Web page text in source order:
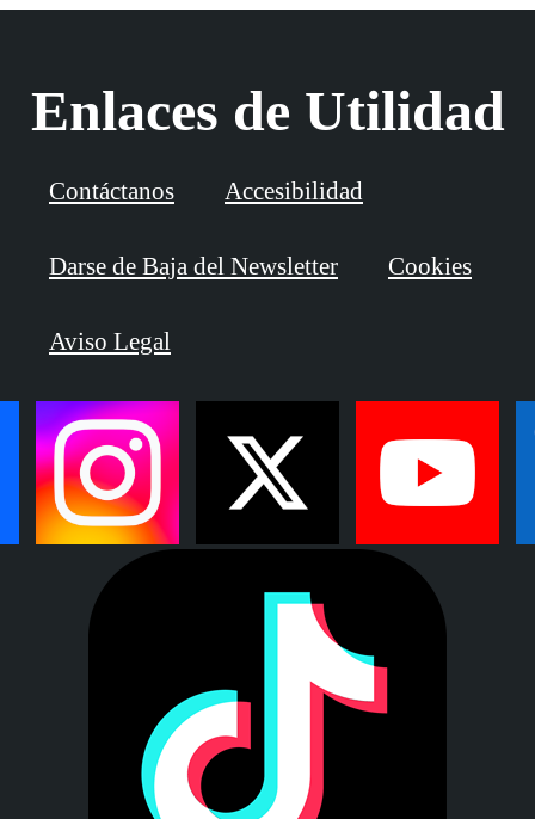
Enlaces de Utilidad
Contáctanos Accesibilidad
Darse de Baja del Newsletter Cookies
Aviso Legal